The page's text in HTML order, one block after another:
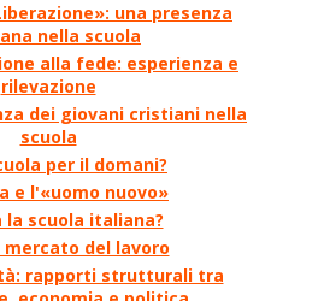
una presenza
nella scuola
alla fede: esperienza e
rilevazione
dei giovani cristiani nella
scuola
per il domani?
e l'«uomo nuovo»
la scuola italiana?
mercato del lavoro
rapporti strutturali tra